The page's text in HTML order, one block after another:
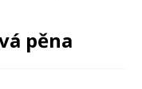
pěna